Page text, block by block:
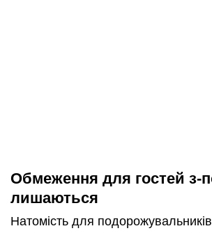
Обмеження для гостей з-
лишаються
Натомість для подорожувальників